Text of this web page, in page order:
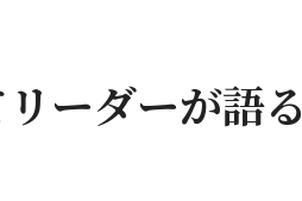
ーダーが語る